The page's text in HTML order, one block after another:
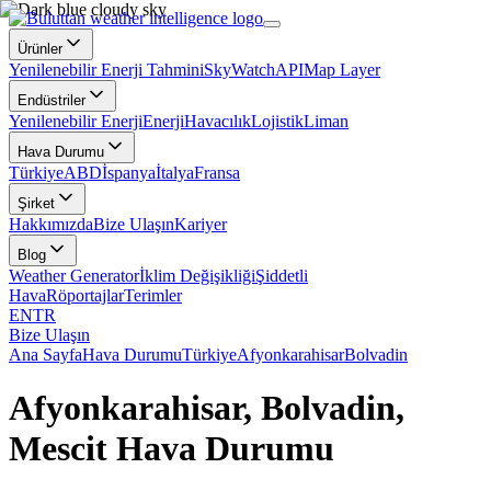
Ürünler
Yenilenebilir Enerji TahminiSkyWatchAPIMap Layer
Endüstriler
Yenilenebilir EnerjiEnerjiHavacılıkLojistikLiman
Hava Durumu
TürkiyeABDİspanyaİtalyaFransa
Şirket
HakkımızdaBize UlaşınKariyer
Blog
Weather Generatorİklim DeğişikliğiŞiddetli
HavaRöportajlarTerimler
ENTR
Bize Ulaşın
Ana SayfaHava DurumuTürkiyeAfyonkarahisarBolvadin
Afyonkarahisar, Bolvadin,
Mescit Hava Durumu